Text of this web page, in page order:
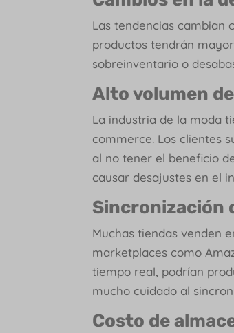
Las tendencias cambian
productos tendrán
sobreinventario o
Alto volumen
La industria de la moda
commerce. Los clientes
al no tener el beneficio
causar desajustes en el
Sincronización
Muchas tiendas venden
marketplaces como
tiempo real, podrían
mucho cuidado al
Costo de